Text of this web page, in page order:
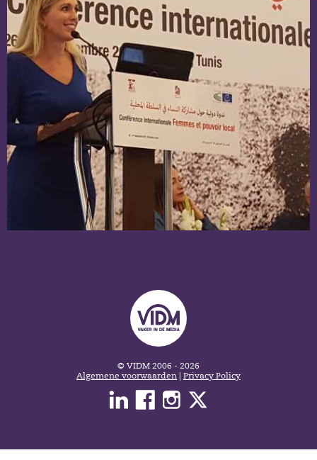
© VIDM 2006 - 2026
Algemene voorwaarden
Privacy Policy